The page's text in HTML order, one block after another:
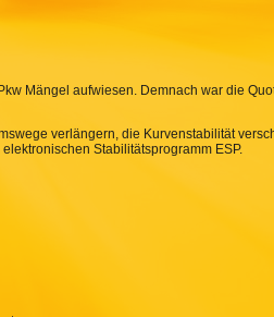
Mängel aufwiesen. Demnach war die
verlängern, die Kurvenstabilität
Stabilitätsprogramm ESP.